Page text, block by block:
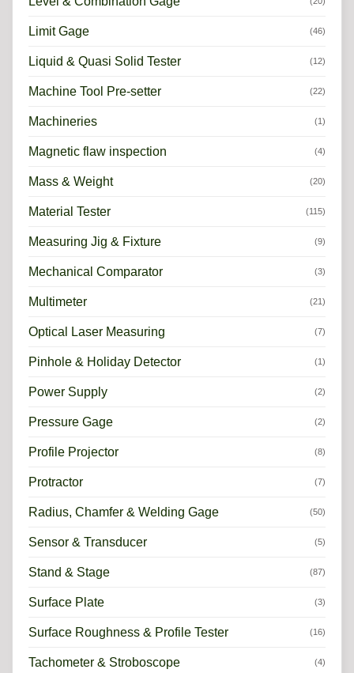
Limit Gage (46)
Liquid & Quasi Solid Tester (12)
Machine Tool Pre-setter (22)
Machineries (1)
Magnetic flaw inspection (4)
Mass & Weight (20)
Material Tester (115)
Measuring Jig & Fixture (9)
Mechanical Comparator (3)
Multimeter (21)
Optical Laser Measuring (7)
Pinhole & Holiday Detector (1)
Power Supply (2)
Pressure Gage (2)
Profile Projector (8)
Protractor (7)
Radius, Chamfer & Welding Gage (50)
Sensor & Transducer (5)
Stand & Stage (87)
Surface Plate (3)
Surface Roughness & Profile Tester (16)
Tachometer & Stroboscope (4)